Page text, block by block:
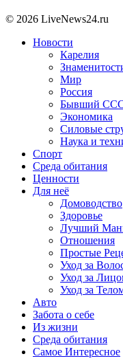
© 2026 LiveNews24.ru
Новости
Карелия
Мир
Россия
Бывший
Экономика
Силовые
Наука и
Спорт
Среда обитания
Ценности
Для неё
Домоводство
Здоровье
Лучший
Отношения
Простые
Уход за
Уход за
Уход за
Авто
Забота о себе
Из жизни
Среда обитания
Самое Интересное